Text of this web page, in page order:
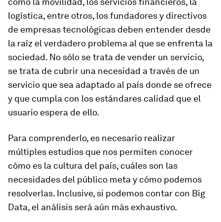
logística, entre otros, los fundadores y directivos
de empresas tecnológicas deben entender desde
la raíz el verdadero problema al que se enfrenta la
sociedad. No sólo se trata de vender un servicio,
se trata de cubrir una necesidad a través de un
servicio que sea adaptado al país donde se ofrece
y que cumpla con los estándares calidad que el
usuario espera de ello.
Para comprenderlo, es necesario realizar
múltiples estudios que nos permiten conocer
cómo es la cultura del país, cuáles son las
necesidades del público meta y cómo podemos
resolverlas. Inclusive, si podemos contar con Big
Data, el análisis será aún más exhaustivo.